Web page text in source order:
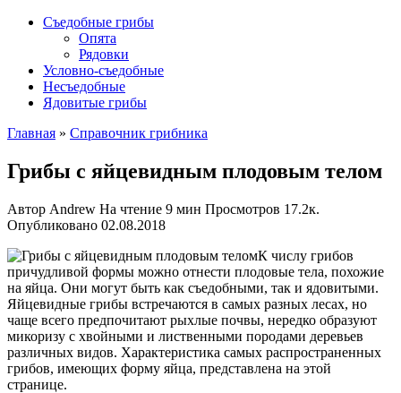
Съедобные грибы
Опята
Рядовки
Условно-съедобные
Несъедобные
Ядовитые грибы
Главная » Справочник грибника
Грибы с яйцевидным плодовым телом
Автор Andrew На чтение 9 мин Просмотров 17.2к.
Опубликовано 02.08.2018
К числу грибов
причудливой формы можно отнести плодовые тела, похожие
на яйца. Они могут быть как съедобными, так и ядовитыми.
Яйцевидные грибы встречаются в самых разных лесах, но
чаще всего предпочитают рыхлые почвы, нередко образуют
микоризу с хвойными и лиственными породами деревьев
различных видов. Характеристика самых распространенных
грибов, имеющих форму яйца, представлена на этой
странице.